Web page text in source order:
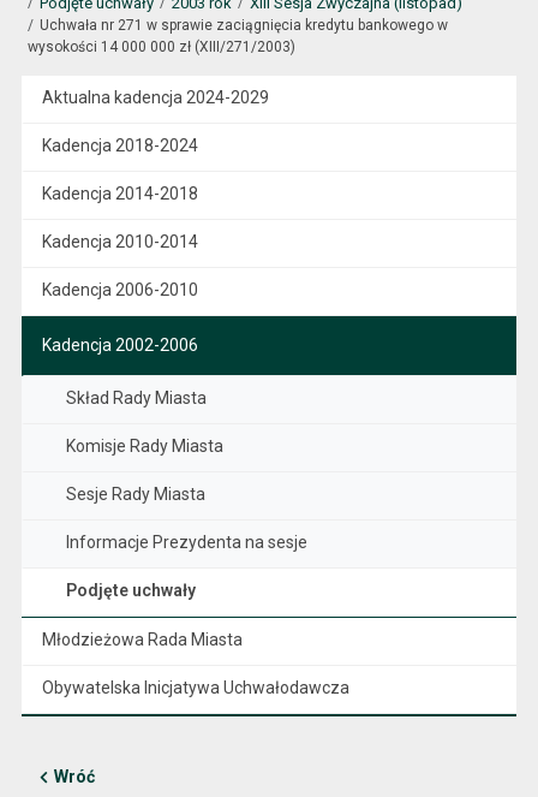
Uchwała nr 271 w sprawie zaciągnięcia kredytu bankowego w
wysokości 14 000 000 zł (XIII/271/2003)
Aktualna kadencja 2024-2029
Kadencja 2018-2024
Kadencja 2014-2018
Kadencja 2010-2014
Kadencja 2006-2010
Kadencja 2002-2006
Skład Rady Miasta
Komisje Rady Miasta
Sesje Rady Miasta
Informacje Prezydenta na sesje
Podjęte uchwały
Młodzieżowa Rada Miasta
Obywatelska Inicjatywa Uchwałodawcza
Wróć